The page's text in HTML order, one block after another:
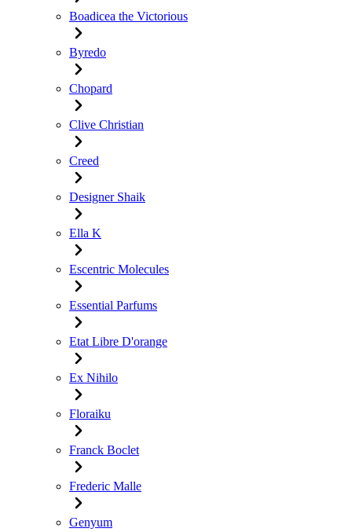
Boadicea the Victorious
Byredo
Chopard
Clive Christian
Creed
Designer Shaik
Ella K
Escentric Molecules
Essential Parfums
Etat Libre D'orange
Ex Nihilo
Floraiku
Franck Boclet
Frederic Malle
Genyum